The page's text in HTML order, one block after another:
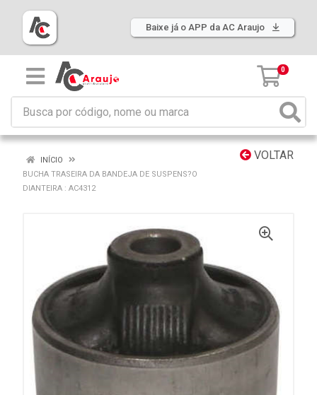
Baixe já o APP da AC Araujo
0
VOLTAR
INÍCIO
BUCHA TRASEIRA DA BANDEJA DE SUSPENS?O
DIANTEIRA : AC4312